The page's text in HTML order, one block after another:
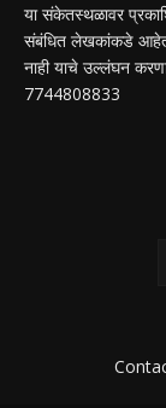
या संकेतस्थळावर
संबंधित लेखकांकडे
नाही याचे उल्लंघन
7744808833